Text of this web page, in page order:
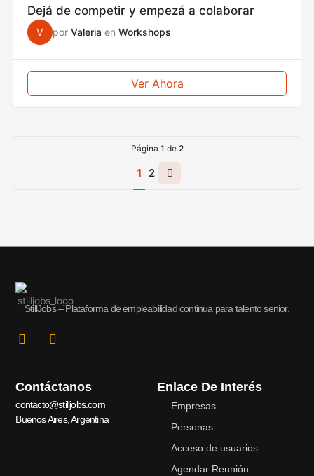
Dejá de competir y empezá a colaborar
V por Valeria en Workshops
Ver Ahora
Página 1 de 2
1 2
Página
siguiente
StillJobs – Plataforma de empleabilidad continua para talento senior.
L
e
d
i
n
I
a
g
r
a
Contáctanos
contacto@stilljobs.com
Buenos Aires, Argentina
Enlace De Interés
Empresas
Personas
Acceso de usuarios
Agendar Reunión